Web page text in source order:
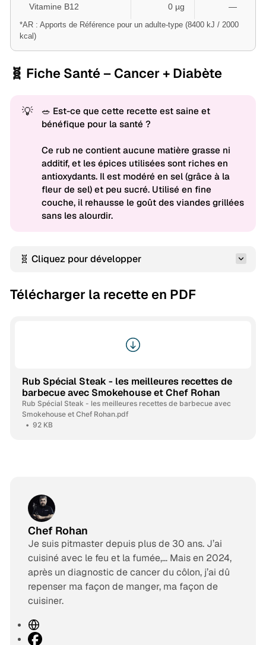
Vitamine B12 0 µg —
*AR : Apports de Référence pour un adulte-type (8400 kJ / 2000
kcal)
🧬 Fiche Santé – Cancer + Diabète
💡
🥗 Est-ce que cette recette est saine et
bénéfique pour la santé ?
Ce rub ne contient aucune matière grasse ni
additif, et les épices utilisées sont riches en
antioxydants. Il est modéré en sel (grâce à la
fleur de sel) et peu sucré. Utilisé en fine
couche, il rehausse le goût des viandes grillées
sans les alourdir.
🧬 Cliquez pour développer
Télécharger la recette en PDF
Rub Spécial Steak - les meilleures recettes de
barbecue avec Smokehouse et Chef Rohan
Rub Spécial Steak - les meilleures recettes de barbecue avec
Smokehouse et Chef Rohan.pdf
92 KB
Chef Rohan
Je suis pitmaster depuis plus de 30 ans. J’ai
cuisiné avec le feu et la fumée,… Mais en 2024,
après un diagnostic de cancer du côlon, j’ai dû
repenser ma façon de manger, ma façon de
cuisiner.
S
iF